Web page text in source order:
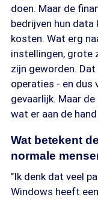
doen. Maar de
bedrijven hun data
kosten. Wat erg
instellingen, grote
zijn geworden.
operaties - en dus
gevaarlijk. Maar
wat er aan de
Wat betekent
normale
"Ik denk dat veel
Windows heeft